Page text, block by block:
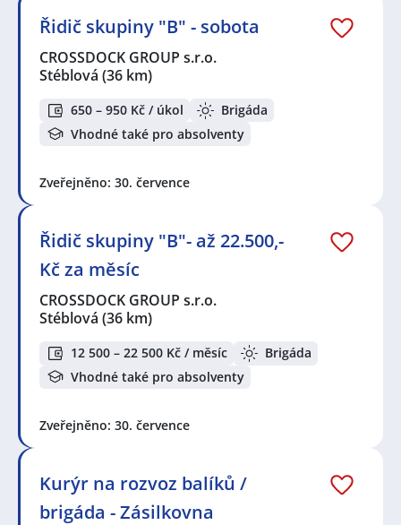
Řidič skupiny "B" - sobota
CROSSDOCK GROUP s.r.o.
Stéblová (36 km)
650 – 950 Kč / úkol
Brigáda
Vhodné také pro absolventy
Zveřejněno: 30. července
Řidič skupiny "B"- až 22.500,-
Kč za měsíc
CROSSDOCK GROUP s.r.o.
Stéblová (36 km)
12 500 – 22 500 Kč / měsíc
Brigáda
Vhodné také pro absolventy
Zveřejněno: 30. července
Kurýr na rozvoz balíků /
brigáda - Zásilkovna